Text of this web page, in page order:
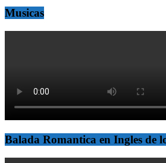
Musicas
Balada Romantica en Ingles de